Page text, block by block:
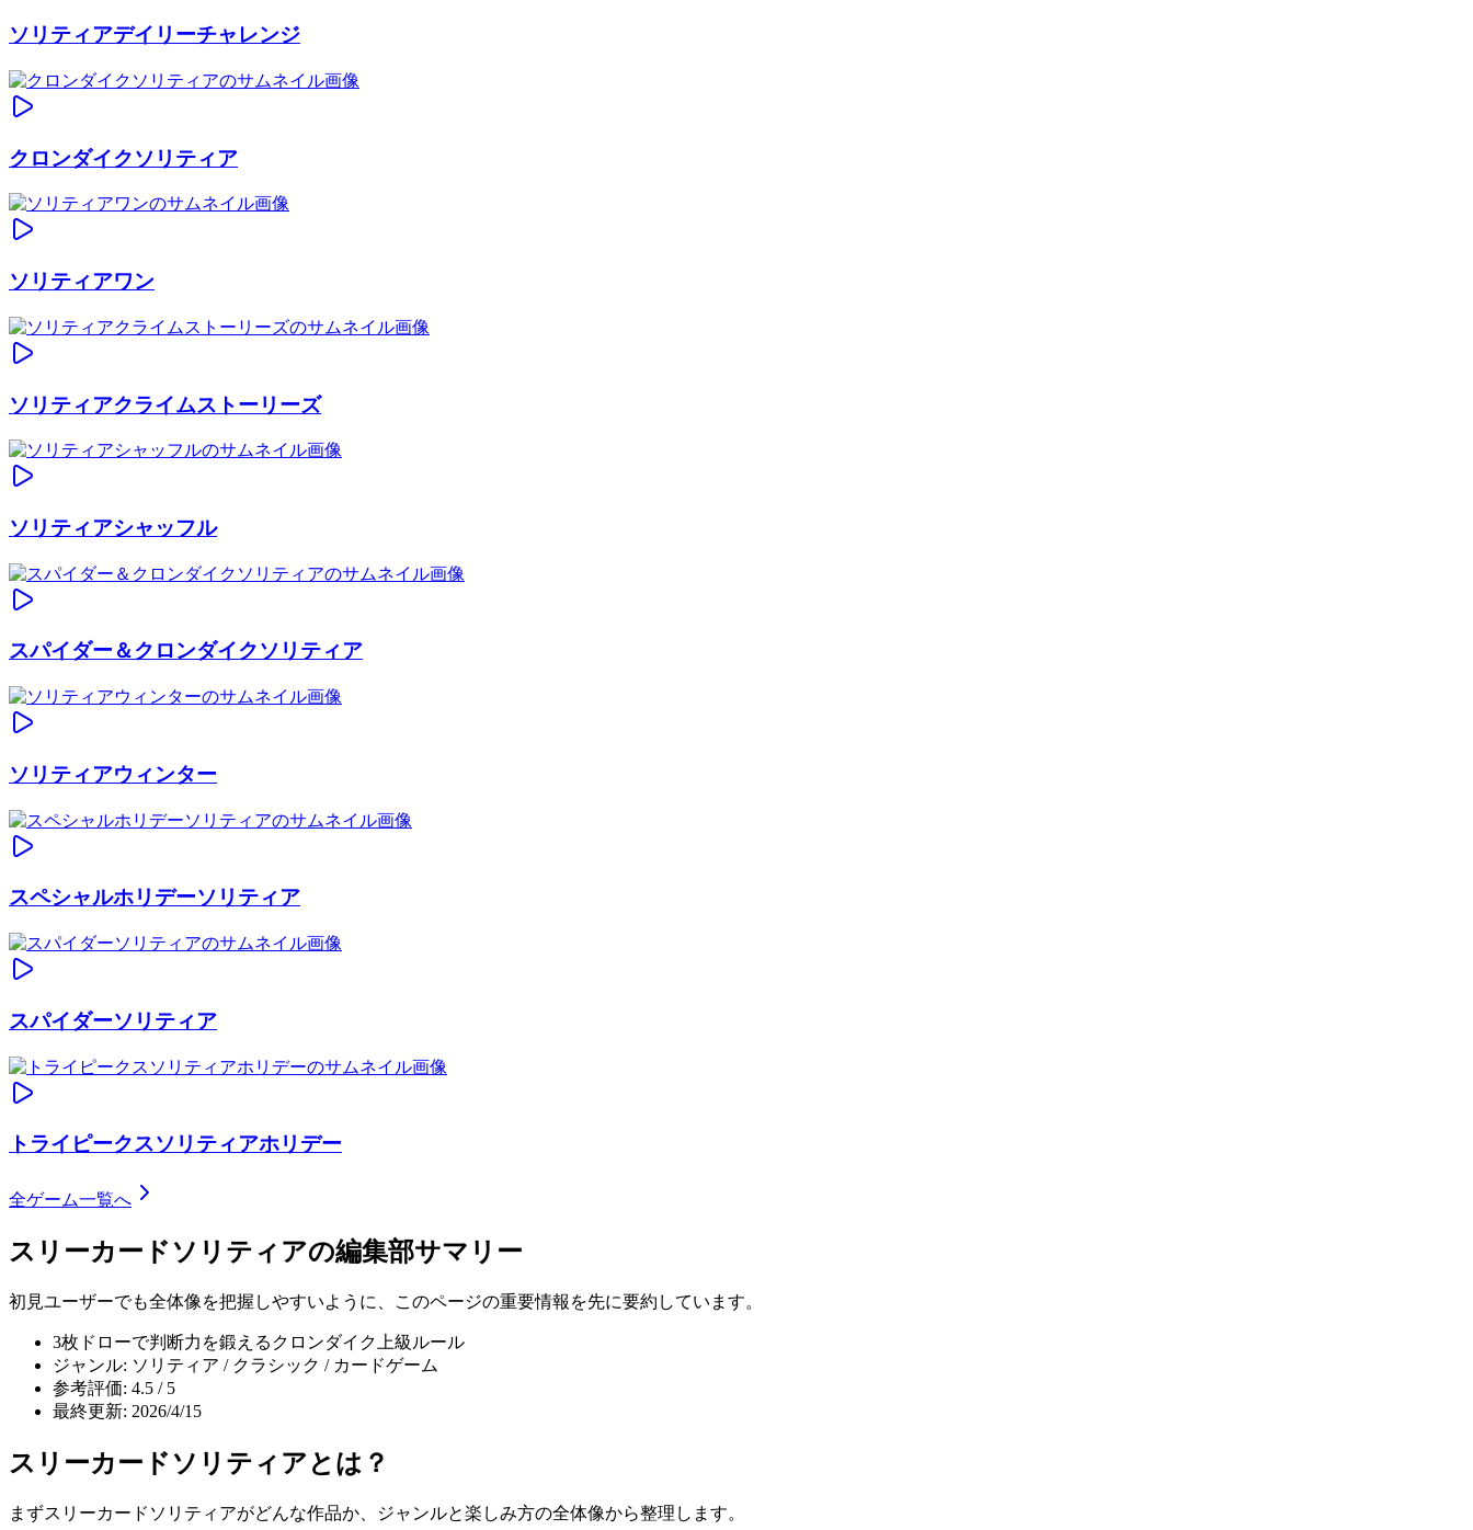
ソリティアデイリーチャレンジ
クロンダイクソリティア
ソリティアワン
ソリティアクライムストーリーズ
ソリティアシャッフル
スパイダー＆クロンダイクソリティア
ソリティアウィンター
スペシャルホリデーソリティア
スパイダーソリティア
トライピークスソリティアホリデー
全ゲーム一覧へ
スリーカードソリティアの編集部サマリー
初見ユーザーでも全体像を把握しやすいように、このページの重要情報を先に要約しています。
3枚ドローで判断力を鍛えるクロンダイク上級ルール
ジャンル: ソリティア / クラシック / カードゲーム
参考評価: 4.5 / 5
最終更新: 2026/4/15
スリーカードソリティアとは？
まずスリーカードソリティアがどんな作品か、ジャンルと楽しみ方の全体像から整理します。